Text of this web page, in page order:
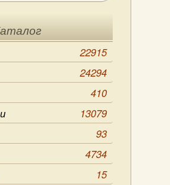
22915
24294
410
13079
93
4734
15